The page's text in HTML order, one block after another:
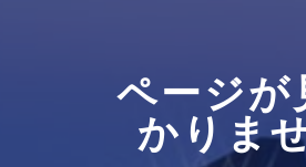
ページが
かりま